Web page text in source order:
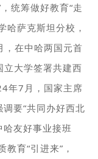
统筹做好教育“走
哈萨克斯坦分校，
在中哈两国元首
立大学签署共建西
年7月，国家主席
要“共同办好西北
友好事业接班
育“引进来”，